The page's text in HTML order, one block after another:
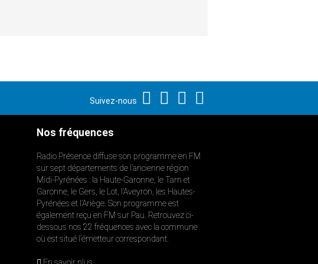
Suivez-nous
Nos fréquences
Radio Présence diffuse son programme en FM
sur sept départements de l’ancienne région
Midi-Pyrénées : la Haute-Garonne, le Tarn et
Garonne, le Gers, le Lot, l’Aveyron, les Hautes-
Pyrénées et l’Ariège. Son programme est
également reçu en FM sur Pau. Retrouvez ci-
dessous nos 22 fréquences avec la commune
où est situé l’émetteur correspondant.